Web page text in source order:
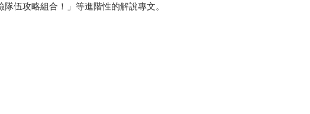
伍攻略組合！」等進階性的解說專文。